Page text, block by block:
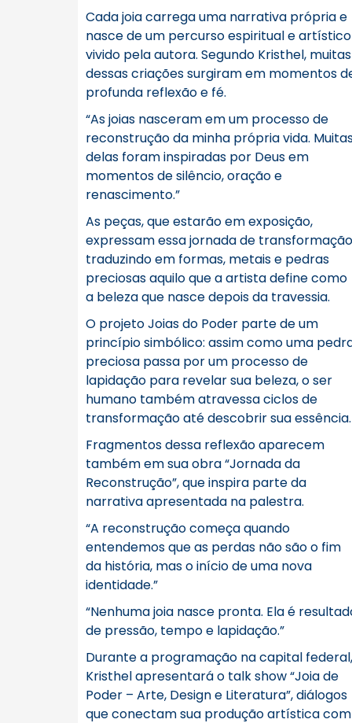
Cada joia carrega uma narrativa própria e
nasce de um percurso espiritual e artístico
vivido pela autora. Segundo Kristhel, muitas
dessas criações surgiram em momentos
profunda reflexão e fé.
“As joias nasceram em um processo de
reconstrução da minha própria vida.
delas foram inspiradas por Deus em
momentos de silêncio, oração e
renascimento.”
As peças, que estarão em exposição,
expressam essa jornada de
traduzindo em formas, metais e pedras
preciosas aquilo que a artista define como
a beleza que nasce depois da travessia.
O projeto Joias do Poder parte de um
princípio simbólico: assim como uma
preciosa passa por um processo de
lapidação para revelar sua beleza, o ser
humano também atravessa ciclos de
transformação até descobrir sua essência.
Fragmentos dessa reflexão aparecem
também em sua obra “Jornada da
Reconstrução”, que inspira parte da
narrativa apresentada na palestra.
“A reconstrução começa quando
entendemos que as perdas não são o fim
da história, mas o início de uma nova
identidade.”
“Nenhuma joia nasce pronta. Ela é
de pressão, tempo e lapidação.”
Durante a programação na capital federal,
Kristhel apresentará o talk show “Joia de
Poder – Arte, Design e Literatura”, diálogos
que conectam sua produção artística com